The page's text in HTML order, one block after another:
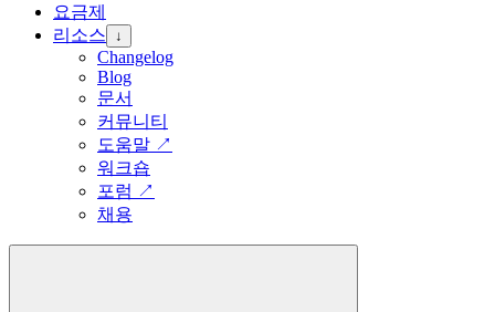
요금제
리소스
↓
Changelog
Blog
문서
커뮤니티
도움말 ↗
워크숍
포럼 ↗
채용